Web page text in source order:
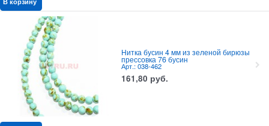
Нитка бусин 4 мм из зеленой бирюзы
прессовка 76 бусин
Арт.: 038-462
161,80 руб.